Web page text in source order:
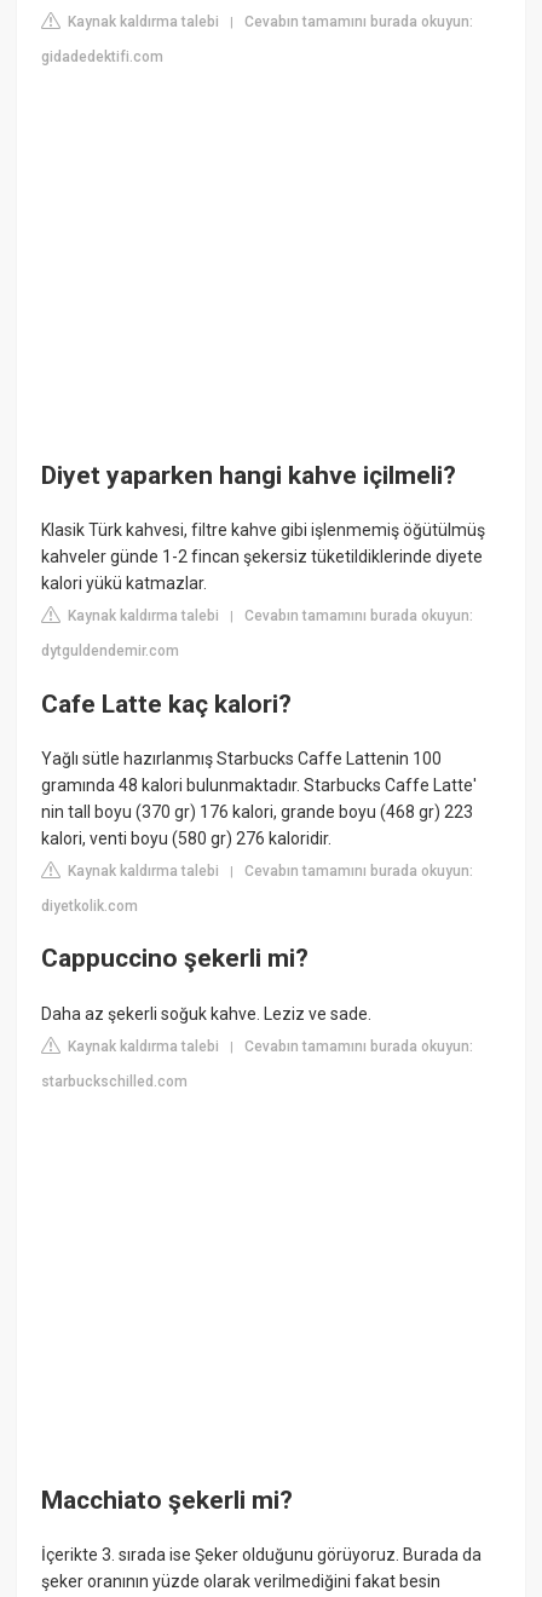
Kaynak kaldırma talebi |Cevabın tamamını burada okuyun:
gidadedektifi.com
Diyet yaparken hangi kahve içilmeli?
Klasik Türk kahvesi, filtre kahve gibi işlenmemiş öğütülmüş
kahveler günde 1-2 fincan şekersiz tüketildiklerinde diyete
kalori yükü katmazlar.
Kaynak kaldırma talebi |Cevabın tamamını burada okuyun:
dytguldendemir.com
Cafe Latte kaç kalori?
Yağlı sütle hazırlanmış Starbucks Caffe Lattenin 100
gramında 48 kalori bulunmaktadır. Starbucks Caffe Latte'
nin tall boyu (370 gr) 176 kalori, grande boyu (468 gr) 223
kalori, venti boyu (580 gr) 276 kaloridir.
Kaynak kaldırma talebi |Cevabın tamamını burada okuyun:
diyetkolik.com
Cappuccino şekerli mi?
Daha az şekerli soğuk kahve. Leziz ve sade.
Kaynak kaldırma talebi |Cevabın tamamını burada okuyun:
starbuckschilled.com
Macchiato şekerli mi?
İçerikte 3. sırada ise Şeker olduğunu görüyoruz. Burada da
şeker oranının yüzde olarak verilmediğini fakat besin